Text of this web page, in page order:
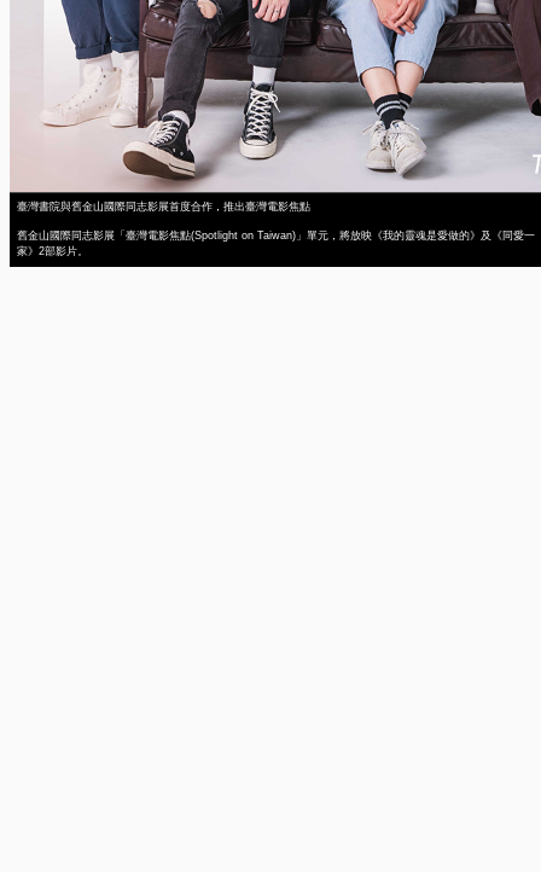
臺灣書院與舊金山國際同志影展首度合作，推出臺灣電影焦點
舊金山國際同志影展「臺灣電影焦點(Spotlight on Taiwan)」單元，將放映《我的靈魂是愛做的》及《同愛一
家》2部影片。